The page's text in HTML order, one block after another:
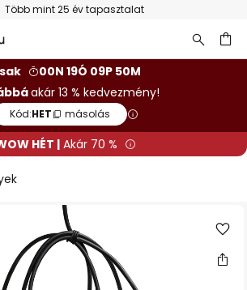
Több mint 25 év tapasztalat
00N 19Ó 09P 50M
akár 13 % kedvezmény!
Kód:HET másolás
HÉT | Akár 70 %